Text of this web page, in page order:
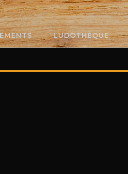
LUDOTHÈQUE